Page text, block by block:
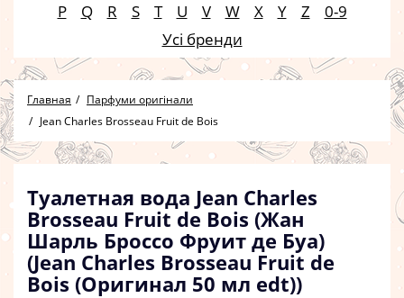
P
Q R S T U V W X Y Z
0-9
Усі бренди
Главная
Парфуми оригінали
Jean Charles Brosseau Fruit de Bois
Туалетная вода Jean Charles
Brosseau Fruit de Bois (Жан
Шарль Броссо Фруит де Буа)
(Jean Charles Brosseau Fruit de
Bois (Оригинал 50 мл edt))